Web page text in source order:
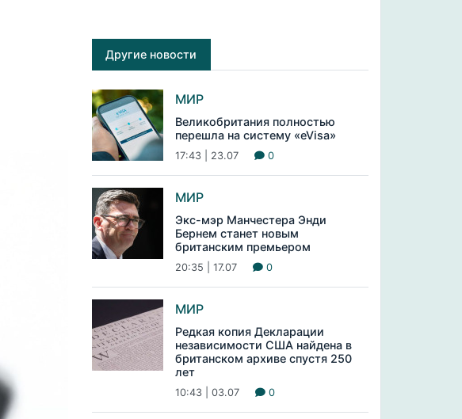
Другие новости
МИР
Великобритания полностью
перешла на систему «eVisa»
17:43 | 23.07 0
МИР
Экс-мэр Манчестера Энди
Бернем станет новым
британским премьером
20:35 | 17.07 0
МИР
Редкая копия Декларации
независимости США найдена в
британском архиве спустя 250
лет
10:43 | 03.07 0